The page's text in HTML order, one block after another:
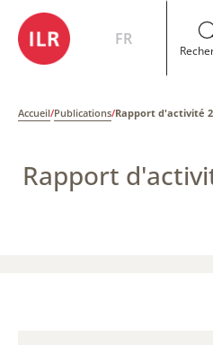
FR
Accueil/Publications/Rapport d'activité
Rapport